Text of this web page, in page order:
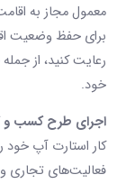
معمول مجاز به
برای حفظ وضعیت
رعایت کنید، از
خود.
اجرای طرح کسب و
کار استارت آپ خود
فعالیت‌های تجاری